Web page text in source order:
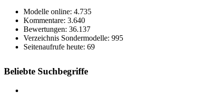
Modelle online: 4.735
Kommentare: 3.640
Bewertungen: 36.137
Verzeichnis Sondermodelle: 995
Seitenaufrufe heute: 69
Beliebte Suchbegriffe